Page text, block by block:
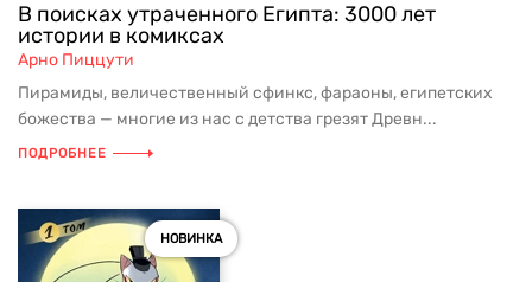
В поисках утраченного Египта: 3000 лет
истории в комиксах
Арно Пиццути
Пирамиды, величественный сфинкс, фараоны, египетских
божества — многие из нас с детства грезят Древн...
ПОДРОБНЕЕ
НОВИНКА